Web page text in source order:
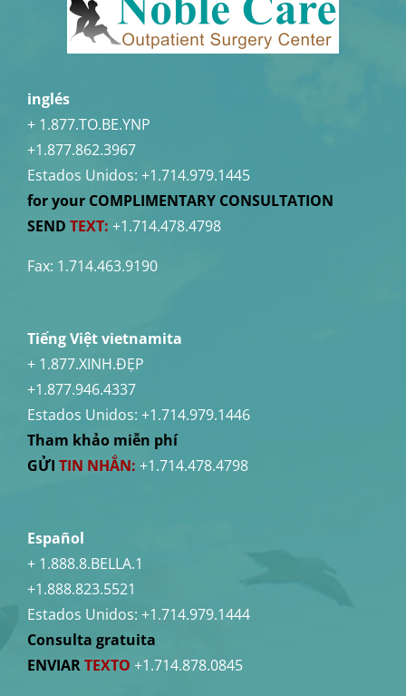
inglés
+ 1.877.TO.BE.YNP
+1.877.862.3967
Estados Unidos: +1.714.979.1445
for your COMPLIMENTARY CONSULTATION
SEND TEXT: +1.714.478.4798
Fax: 1.714.463.9190
Tiếng Việt vietnamita
+ 1.877.XINH.ĐẸP
+1.877.946.4337
Estados Unidos: +1.714.979.1446
Tham khảo miễn phí
GỬI TIN NHẮN: +1.714.478.4798
Español
+ 1.888.8.BELLA.1
+1.888.823.5521
Estados Unidos: +1.714.979.1444
Consulta gratuita
ENVIARTEXTO +1.714.878.0845